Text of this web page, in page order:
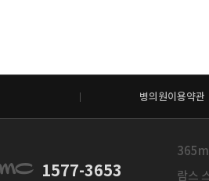
병의원이용약관
1577-3653
람스